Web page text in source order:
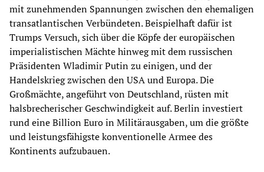
mit zunehmenden Spannungen zwischen den ehemaligen
transatlantischen Verbündeten. Beispielhaft dafür ist
Trumps Versuch, sich über die Köpfe der europäischen
imperialistischen Mächte hinweg mit dem russischen
Präsidenten Wladimir Putin zu einigen, und der
Handelskrieg zwischen den USA und Europa. Die
Großmächte, angeführt von Deutschland, rüsten mit
halsbrecherischer Geschwindigkeit auf. Berlin investiert
rund eine Billion Euro in Militärausgaben, um die größte
und leistungsfähigste konventionelle Armee des
Kontinents aufzubauen.